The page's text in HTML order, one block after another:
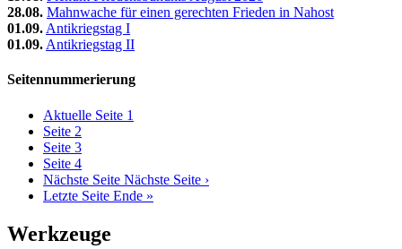
28.08. Mahnwache für einen gerechten Frieden in Nahost
01.09. Antikriegstag I
01.09. Antikriegstag II
Seitennummerierung
Aktuelle Seite 1
Seite 2
Seite 3
Seite 4
Nächste Seite Nächste Seite ›
Letzte Seite Ende »
Werkzeuge